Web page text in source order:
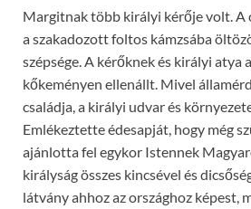
Margitnak több királyi kérője volt. A
a szakadozott foltos kámzsába
szépsége. A kérőknek és királyi atya
kőkeményen ellenállt. Mivel
családja, a királyi udvar és
Emlékeztette édesapját, hogy még
ajánlotta fel egykor Istennek
királyság összes kincsével és
látvány ahhoz az országhoz képest,